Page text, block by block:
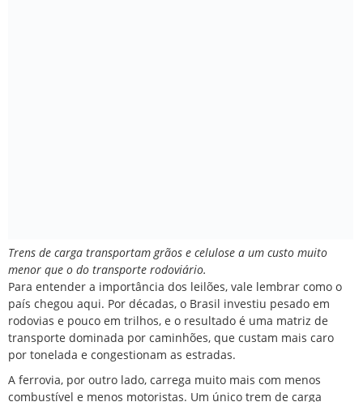
Trens de carga transportam grãos e celulose a um custo muito
menor que o do transporte rodoviário.
Para entender a importância dos leilões, vale lembrar como o
país chegou aqui. Por décadas, o Brasil investiu pesado em
rodovias e pouco em trilhos, e o resultado é uma matriz de
transporte dominada por caminhões, que custam mais caro
por tonelada e congestionam as estradas.
A ferrovia, por outro lado, carrega muito mais com menos
combustível e menos motoristas. Um único trem de carga